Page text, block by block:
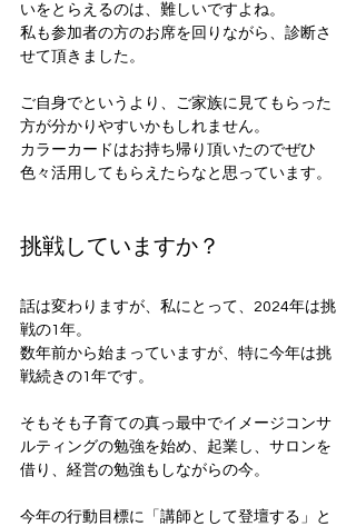
いをとらえるのは、難しいですよね。
私も参加者の方のお席を回りながら、診断さ
せて頂きました。
ご自身でというより、ご家族に見てもらった
方が分かりやすいかもしれません。
カラーカードはお持ち帰り頂いたのでぜひ
色々活用してもらえたらなと思っています。
挑戦していますか？
話は変わりますが、私にとって、2024年は挑
戦の1年。
数年前から始まっていますが、特に今年は挑
戦続きの1年です。
そもそも子育ての真っ最中でイメージコンサ
ルティングの勉強を始め、起業し、サロンを
借り、経営の勉強もしながらの今。
今年の行動目標に「講師として登壇する」と